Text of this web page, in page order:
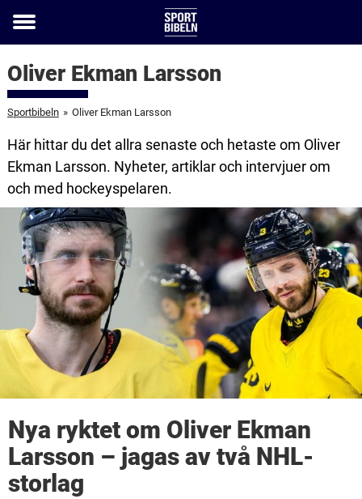
Toggle
Oliver Ekman Larsson
Sportbibeln » Oliver Ekman Larsson
Här hittar du det allra senaste och hetaste om Oliver
Ekman Larsson. Nyheter, artiklar och intervjuer om
och med hockeyspelaren.
Nya ryktet om Oliver Ekman
Larsson – jagas av två NHL-
storlag